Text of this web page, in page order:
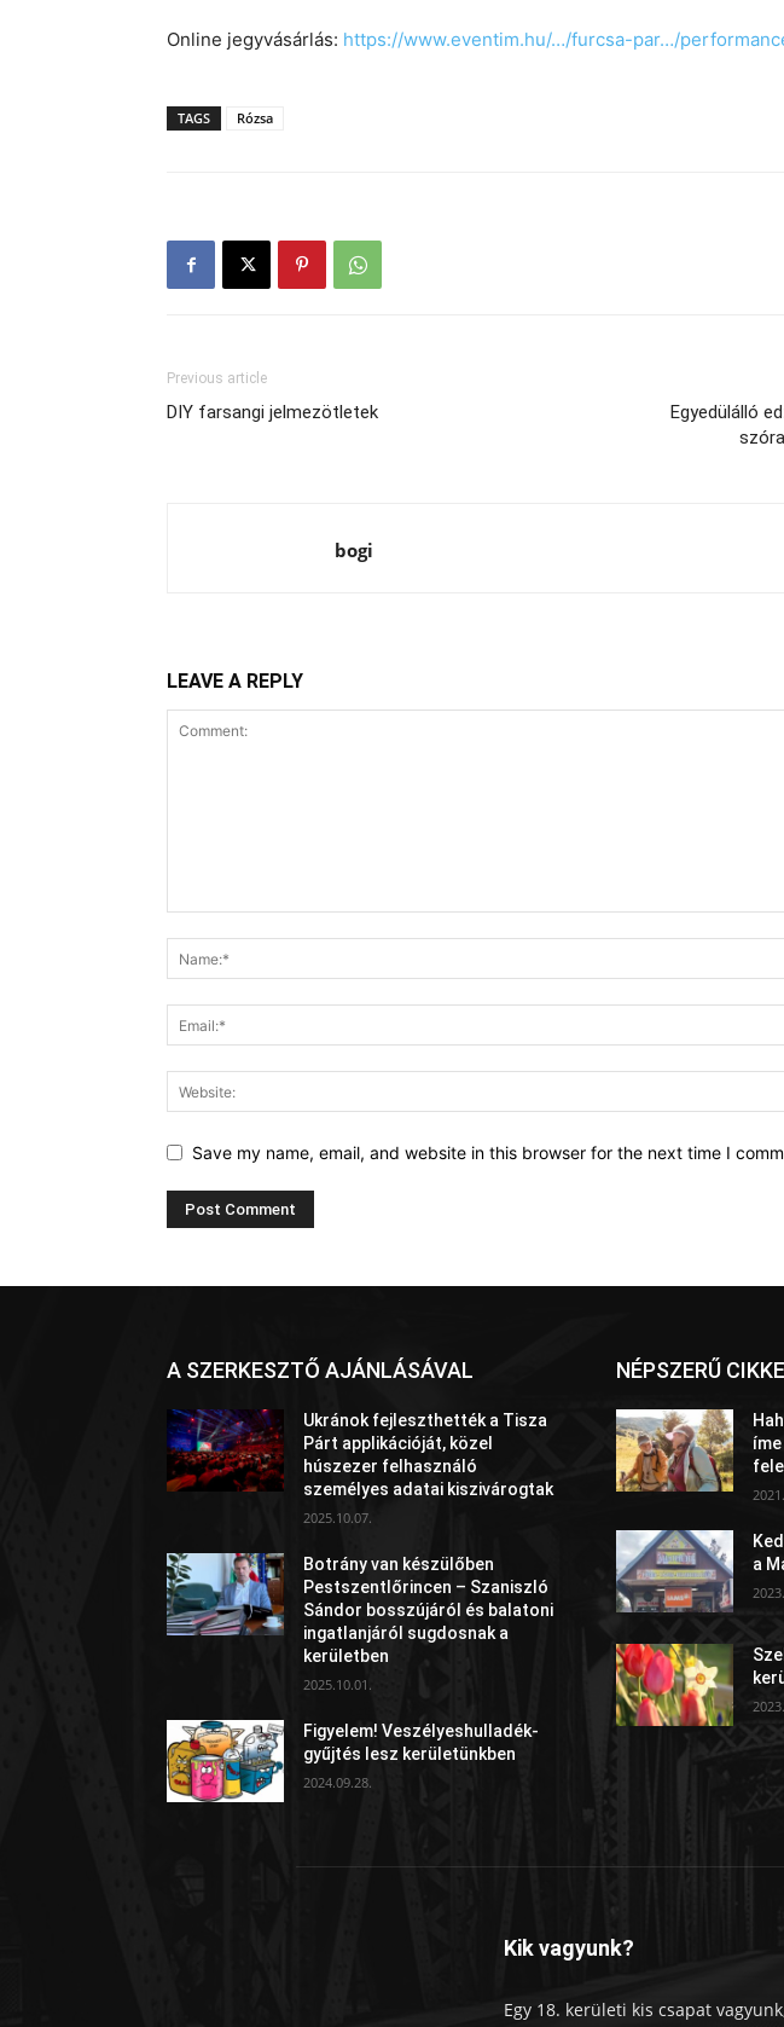
Online jegyvásárlás: https://www.eventim.hu/…/furcsa-par…/
TAGS Rózsa
Previous article
DIY farsangi jelmezötletek
Egyedülálló
bogi
LEAVE A REPLY
Save my name, email, and website in this browser for the next time I
A SZERKESZTŐ AJÁNLÁSÁVAL
Ukránok fejleszthették a Tisza
Párt applikációját, közel
húszezer felhasználó
személyes adatai kiszivárogtak
2025.10.07.
Botrány van készülőben
Pestszentlőrincen – Szaniszló
Sándor bosszújáról és balatoni
ingatlanjáról sugdosnak a
kerületben
2025.10.01.
Figyelem! Veszélyeshulladék-
gyűjtés lesz kerületünkben
2024.09.28.
NÉPSZERŰ
a
Kik vagyunk?
Egy 18. kerületi kis csapat